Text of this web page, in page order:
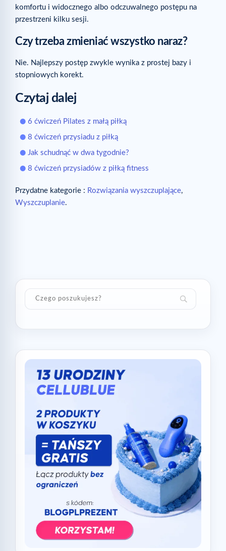
komfortu i widocznego albo odczuwalnego postępu na
przestrzeni kilku sesji.
Czy trzeba zmieniać wszystko naraz?
Nie. Najlepszy postęp zwykle wynika z prostej bazy i
stopniowych korekt.
Czytaj dalej
6 ćwiczeń Pilates z małą piłką
8 ćwiczeń przysiadu z piłką
Jak schudnąć w dwa tygodnie?
8 ćwiczeń przysiadów z piłką fitness
Przydatne kategorie : Rozwiązania wyszczuplające,
Wyszczuplanie.